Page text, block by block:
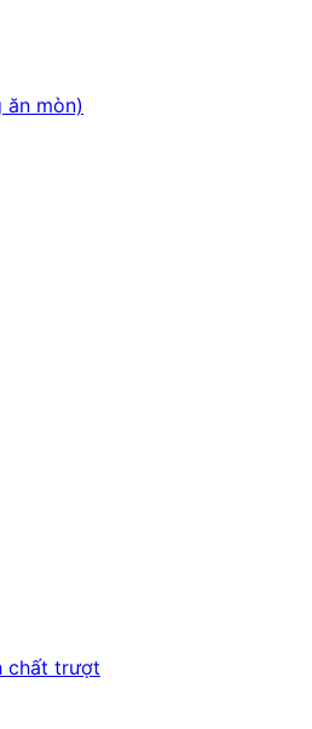
mòn)
chất trượt